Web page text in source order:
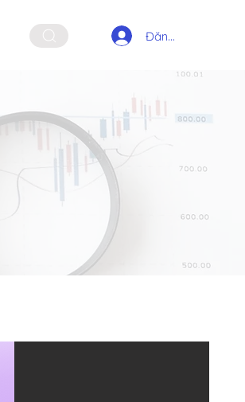
Đăng nhập